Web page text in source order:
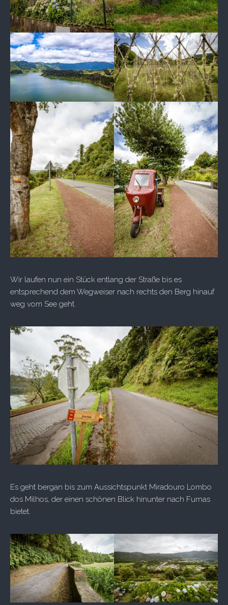
Wir laufen nun ein Stück entlang der Straße bis es
entsprechend dem Wegweiser nach rechts den Berg hinauf
weg vom See geht.
Es geht bergan bis zum Aussichtspunkt Miradouro Lombo
dos Milhos, der einen schönen Blick hinunter nach Furnas
bietet.